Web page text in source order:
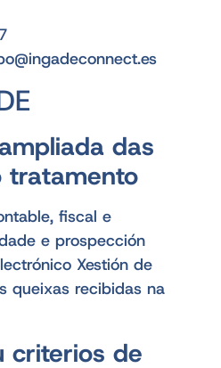
das
tratamento
fiscal e
e prospección
Xestión de
queixas recibidas na
criterios de